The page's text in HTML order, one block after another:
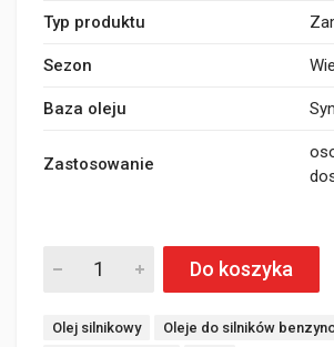
Typ produktu
Sezon
Baza oleju
Zastosowanie
Olej silinkowy YUKO 5W-30 Super
Do koszyka
Tagi:
Olej silnikowy
Oleje do silników